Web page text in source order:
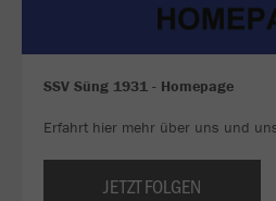
SSV Süng 1931 - Homepage
Erfahrt hier mehr über uns und
JETZT FOLGEN